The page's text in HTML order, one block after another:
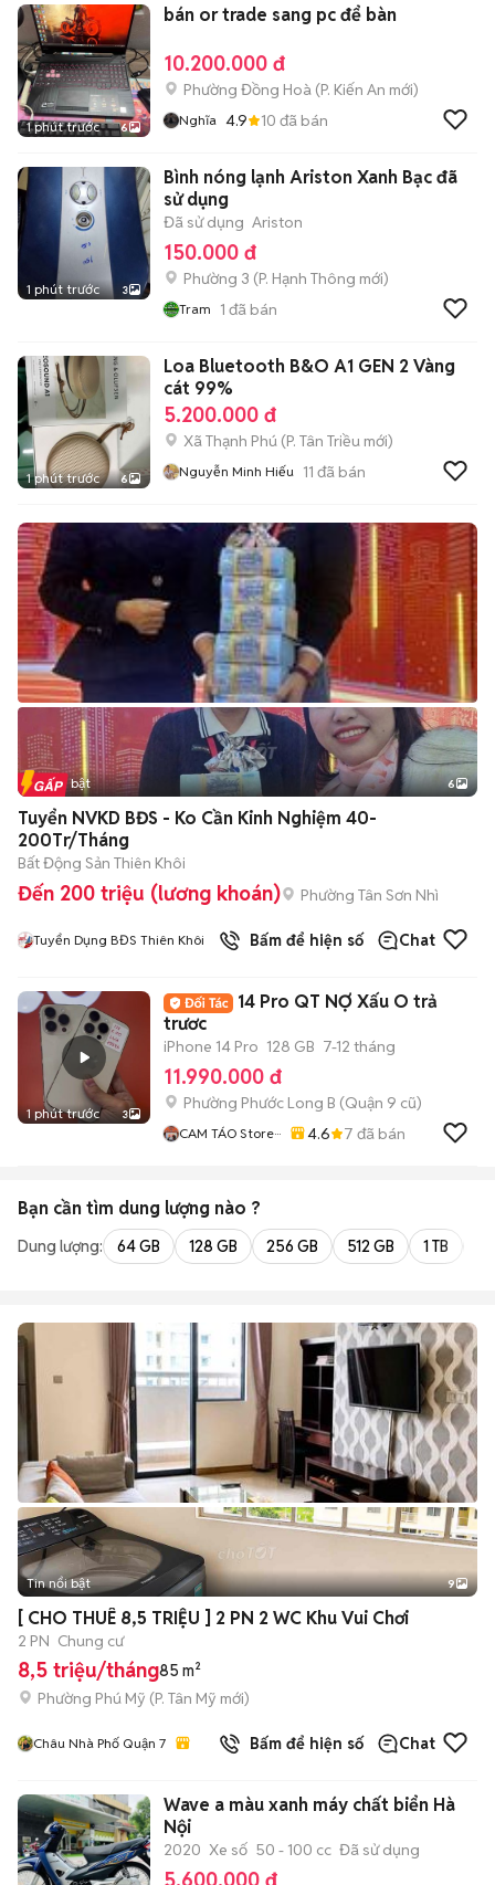
1 phút trước 6
bán or trade sang pc để bàn
10.200.000 đ
Phường Đồng Hoà (P. Kiến An mới)
Nghĩa 4.9 10 đã bán
1 phút trước 3
Bình nóng lạnh Ariston Xanh Bạc đã
sử dụng
Đã sử dụng Ariston
150.000 đ
Phường 3 (P. Hạnh Thông mới)
Tram 1 đã bán
1 phút trước 6
Loa Bluetooth B&O A1 GEN 2 Vàng
cát 99%
5.200.000 đ
Xã Thạnh Phú (P. Tân Triều mới)
Nguyễn Minh Hiếu 11 đã bán
+2
Tin nổi bật 6
Tuyển NVKD BĐS - Ko Cần Kinh Nghiệm 40-
200Tr/Tháng
Bất Động Sản Thiên Khôi
Đến 200 triệu (lương khoán) Phường Tân Sơn Nhì
Tuyển Dụng BĐS Thiên Khôi Bấm để hiện số Chat
1 phút trước 3
14 Pro QT NỢ Xấu O trả
trươc
iPhone 14 Pro 128 GB 7-12 tháng
11.990.000 đ
Phường Phước Long B (Quận 9 cũ)
CAM TÁO Store··· 4.6 7 đã bán
Bạn cần tìm dung lượng nào ?
Dung lượng: 64 GB 128 GB 256 GB 512 GB 1 TB
+2
Tin nổi bật 9
[ CHO THUÊ 8,5 TRIỆU ] 2 PN 2 WC Khu Vui Chơi
2 PN Chung cư
8,5 triệu/tháng85 m²
Phường Phú Mỹ (P. Tân Mỹ mới)
Châu Nhà Phố Quận 7 Bấm để hiện số Chat
Wave a màu xanh máy chất biển Hà
Nội
2020 Xe số 50 - 100 cc Đã sử dụng